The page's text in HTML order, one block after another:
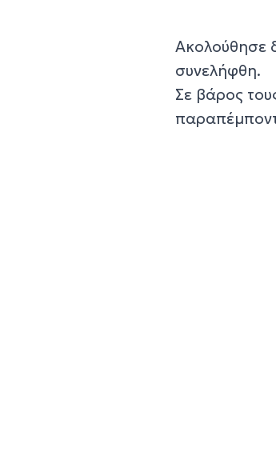
Ακολούθησε
συνελήφθη.
Σε βάρος